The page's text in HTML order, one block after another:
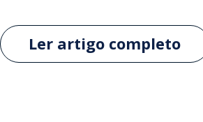
Ler artigo completo